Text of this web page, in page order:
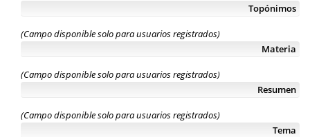
Topónimos
(Campo disponible solo para usuarios registrados)
Materia
(Campo disponible solo para usuarios registrados)
Resumen
(Campo disponible solo para usuarios registrados)
Tema